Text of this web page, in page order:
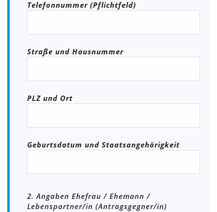
Telefonnummer (Pflichtfeld)
Straße und Hausnummer
PLZ und Ort
Geburtsdatum und Staatsangehörigkeit
2. Angaben Ehefrau / Ehemann /
Lebenspartner/in (Antragsgegner/in)